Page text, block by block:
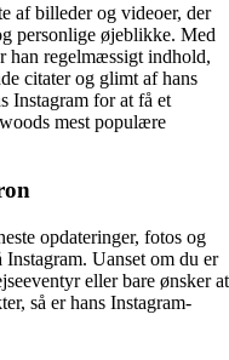
af billeder og videoer, der
personlige øjeblikke. Med
han regelmæssigt indhold,
citater og glimt af hans
Instagram for at få et
mest populære
opdateringer, fotos og
Uanset om du er
eller bare ønsker at
så er hans Instagram-